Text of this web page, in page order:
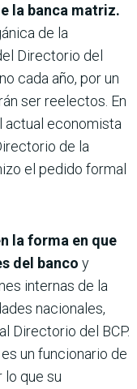
la banca matriz.
de la
Directorio del
cada año, por un
ser reelectos. En
actual economista
de la
el pedido formal
la forma en que
del banco y
internas de la
nacionales,
Directorio del BCP.
un funcionario de
lo que su